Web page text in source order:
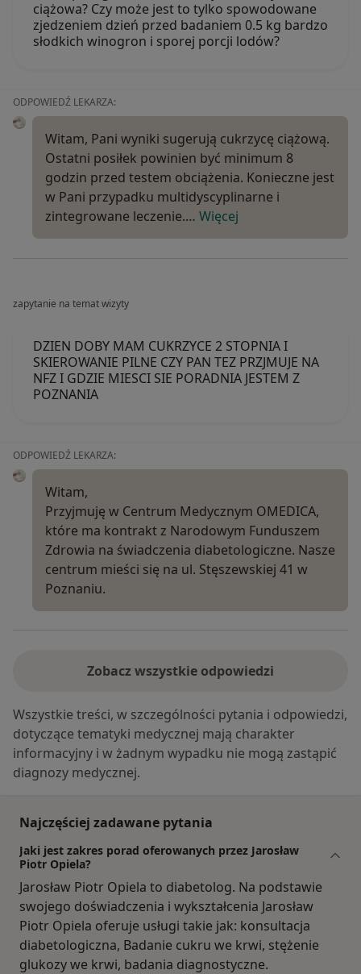
ciążowa? Czy może jest to tylko spowodowane
zjedzeniem dzień przed badaniem 0.5 kg bardzo
słodkich winogron i sporej porcji lodów?
ODPOWIEDŹ LEKARZA:
Witam, Pani wyniki sugerują cukrzycę ciążową.
Ostatni posiłek powinien być minimum 8
godzin przed testem obciążenia. Konieczne jest
w Pani przypadku multidyscyplinarne i
zintegrowane leczenie.… Więcej
zapytanie na temat wizyty
DZIEN DOBY MAM CUKRZYCE 2 STOPNIA I
SKIEROWANIE PILNE CZY PAN TEZ PRZJMUJE NA
NFZ I GDZIE MIESCI SIE PORADNIA JESTEM Z
POZNANIA
ODPOWIEDŹ LEKARZA:
Witam,
Przyjmuję w Centrum Medycznym OMEDICA,
które ma kontrakt z Narodowym Funduszem
Zdrowia na świadczenia diabetologiczne. Nasze
centrum mieści się na ul. Stęszewskiej 41 w
Poznaniu.
Zobacz wszystkie odpowiedzi
Wszystkie treści, w szczególności pytania i odpowiedzi,
dotyczące tematyki medycznej mają charakter
informacyjny i w żadnym wypadku nie mogą zastąpić
diagnozy medycznej.
Najczęściej zadawane pytania
Jaki jest zakres porad oferowanych przez Jarosław
Piotr Opiela?
Jarosław Piotr Opiela to diabetolog. Na podstawie
swojego doświadczenia i wykształcenia Jarosław
Piotr Opiela oferuje usługi takie jak: konsultacja
diabetologiczna, Badanie cukru we krwi, stężenie
glukozy we krwi, badania diagnostyczne.